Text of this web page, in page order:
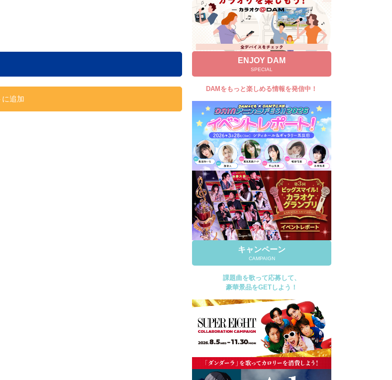
よくあるご質問
DAMの新曲・ランキングなど
カラオケ最新情報をチェック！
自宅でカラオケ歌い放題！
家族や友達と一緒に！練習にも！
に追加
ENJOY DAM
SPECIAL
DAMをもっと楽しめる情報を発信中！
キャンペーン
CAMPAIGN
課題曲を歌って応募して、
豪華景品をGETしよう！